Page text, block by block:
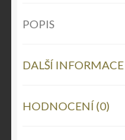
POPIS
DALŠÍ INFORMACE
HODNOCENÍ (0)